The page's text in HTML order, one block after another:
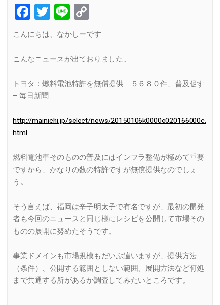
Facebook
Twitter
Line
Link
こんにちは、なかしーです
こんなニュースが出ておりました。
トヨタ：燃料電池特許を無償提供 ５６８０件、普及促す
– 毎日新聞
http://mainichi.jp/select/news/20150106k0000e020166000c.
html
燃料電池車そのものの普及にはインフラ整備が極めて重要
ですから、かなりの数の特許ですが無償提供なのでしょ
う。
そう言えば、福岡は辛子明太子で有名ですが、最初の開発
者も今回のニュースと同じ様にレシピを公開して市場その
ものの展開に努めたそうです。
事業ドメインも市場規模もだいぶ違いますが、提供方法
（条件）、公開する範囲としない範囲、展開方法など何処
まで共通する所があるか調査してみたいところです。